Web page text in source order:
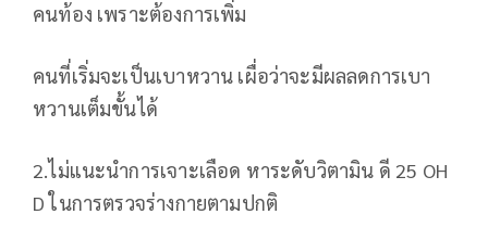
คนท้อง เพราะต้องการเพิ่ม
คนที่เริ่มจะเป็นเบาหวาน เผื่อว่าจะมีผลลดการเบา
หวานเต็มขั้นได้
2.ไม่แนะนำการเจาะเลือด หาระดับวิตามิน ดี 25 OH
D ในการตรวจร่างกายตามปกติ